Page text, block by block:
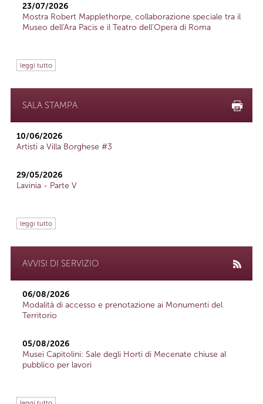
23/07/2026
Mostra Robert Mapplethorpe, collaborazione speciale tra il
Museo dell'Ara Pacis e il Teatro dell'Opera di Roma
leggi tutto
SALA STAMPA
10/06/2026
Artisti a Villa Borghese #3
29/05/2026
Lavinia - Parte V
leggi tutto
AVVISI DI SERVIZIO
06/08/2026
Modalità di accesso e prenotazione ai Monumenti del
Territorio
05/08/2026
Musei Capitolini: Sale degli Horti di Mecenate chiuse al
pubblico per lavori